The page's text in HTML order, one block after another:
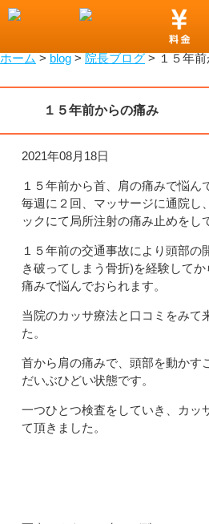
小山市で整骨院をお探しなら！わたな
ホーム > blog > 院長ブログ > １５年
１５年前からの痛み
2021年08月18日
１５年前から首、肩の痛みで悩ん
毎週に２回、マッサージに通院し
ックにて局所注射の痛み止めをし
１５年前の交通事故により頭部の
き破ってしまう骨折)を経験して
痛みで悩んでおられます。
当院のカッサ療法と口コミをみて
た。
首から肩の痛みで、頭部を動かす
だいぶひどい状態です。
一つひとつ検査をしていき、カッ
て頂きました。